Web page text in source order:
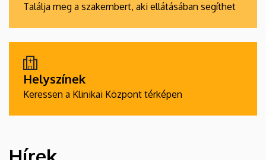
Találja meg a szakembert, aki ellátásában segíthet
Helyszínek
Keressen a Klinikai Központ térképen
HÍREK